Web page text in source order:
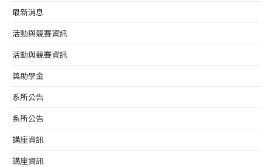
最新消息
活動與競賽資訊
活動與競賽資訊
獎助學金
系所公告
系所公告
講座資訊
講座資訊